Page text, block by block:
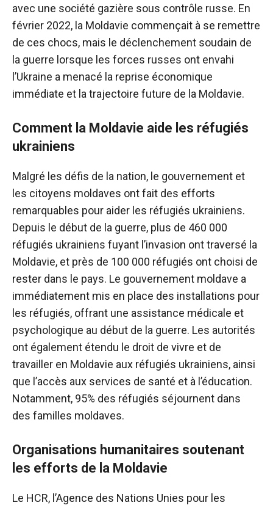
avec une société gazière sous contrôle russe. En
février 2022, la Moldavie commençait à se remettre
de ces chocs, mais le déclenchement soudain de
la guerre lorsque les forces russes ont envahi
l’Ukraine a menacé la reprise économique
immédiate et la trajectoire future de la Moldavie.
Comment la Moldavie aide les réfugiés
ukrainiens
Malgré les défis de la nation, le gouvernement et
les citoyens moldaves ont fait des efforts
remarquables pour aider les réfugiés ukrainiens.
Depuis le début de la guerre, plus de 460 000
réfugiés ukrainiens fuyant l’invasion ont traversé la
Moldavie, et près de 100 000 réfugiés ont choisi de
rester dans le pays. Le gouvernement moldave a
immédiatement mis en place des installations pour
les réfugiés, offrant une assistance médicale et
psychologique au début de la guerre. Les autorités
ont également étendu le droit de vivre et de
travailler en Moldavie aux réfugiés ukrainiens, ainsi
que l’accès aux services de santé et à l’éducation.
Notamment, 95% des réfugiés séjournent dans
des familles moldaves.
Organisations humanitaires soutenant
les efforts de la Moldavie
Le HCR, l’Agence des Nations Unies pour les